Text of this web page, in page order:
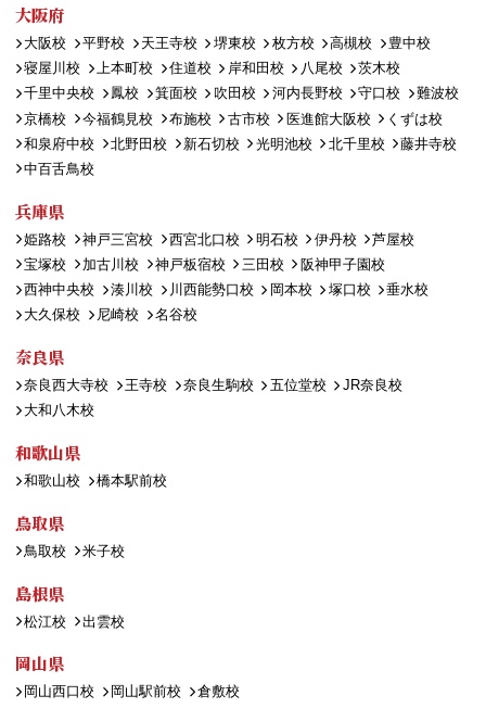
大阪府
大阪校 平野校 天王寺校 堺東校 枚方校 高槻校
豊中校
寝屋川校
上本町校 住道校 岸和田校 八尾校
茨木校
千里中央校
鳳校 箕面校 吹田校 河内長野校 守口校
難波校
京橋校
今福鶴見校 布施校 古市校 医進館大阪校
くずは校
和泉府中校
北野田校 新石切校 光明池校 北千里校
藤井寺校
中百舌鳥校
兵庫県
姫路校 神戸三宮校 西宮北口校 明石校 伊丹校
芦屋校
宝塚校
加古川校 神戸板宿校 三田校
阪神甲子園校
西神中央校
湊川校 川西能勢口校 岡本校 塚口校
垂水校
大久保校
尼崎校 名谷校
奈良県
奈良西大寺校 王寺校 奈良生駒校 五位堂校
JR奈良校
大和八木校
和歌山県
和歌山校 橋本駅前校
鳥取県
鳥取校 米子校
島根県
松江校 出雲校
岡山県
岡山西口校 岡山駅前校 倉敷校